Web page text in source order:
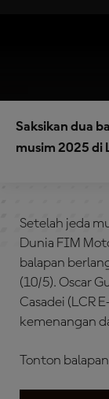
Saksikan dua
musim 2025 di
Setelah jeda
Dunia FIM
balapan
(10/5). Oscar
Casadei (LCR
kemenangan
Tonton